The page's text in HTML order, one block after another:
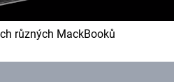
různých MackBooků